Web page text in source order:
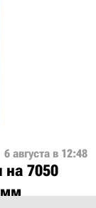
6 августа в 12:48
на 7050
мм